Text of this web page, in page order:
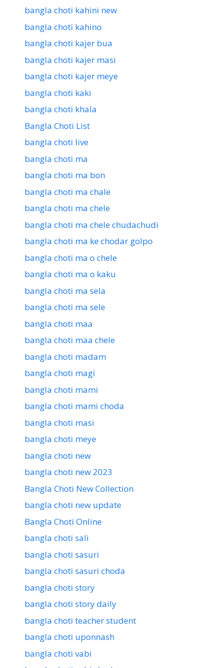
bangla choti kahini new
bangla choti kahino
bangla choti kajer bua
bangla choti kajer masi
bangla choti kajer meye
bangla choti kaki
bangla choti khala
Bangla Choti List
bangla choti live
bangla choti ma
bangla choti ma bon
bangla choti ma chale
bangla choti ma chele
bangla choti ma chele chudachudi
bangla choti ma ke chodar golpo
bangla choti ma o chele
bangla choti ma o kaku
bangla choti ma sela
bangla choti ma sele
bangla choti maa
bangla choti maa chele
bangla choti madam
bangla choti magi
bangla choti mami
bangla choti mami choda
bangla choti masi
bangla choti meye
bangla choti new
bangla choti new 2023
Bangla Choti New Collection
bangla choti new update
Bangla Choti Online
bangla choti sali
bangla choti sasuri
bangla choti sasuri choda
bangla choti story
bangla choti story daily
bangla choti teacher student
bangla choti uponnash
bangla choti vabi